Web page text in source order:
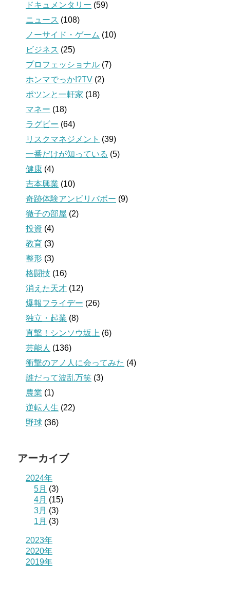
ドキュメンタリー (59)
ニュース (108)
ノーサイド・ゲーム (10)
ビジネス (25)
プロフェッショナル (7)
ホンマでっか!?TV (2)
ポツンと一軒家 (18)
マネー (18)
ラグビー (64)
リスクマネジメント (39)
一番だけが知っている (5)
健康 (4)
吉本興業 (10)
奇跡体験アンビリバボー (9)
徹子の部屋 (2)
投資 (4)
教育 (3)
整形 (3)
格闘技 (16)
消えた天才 (12)
爆報フライデー (26)
独立・起業 (8)
直撃！シンソウ坂上 (6)
芸能人 (136)
衝撃のアノ人に会ってみた (4)
誰だって波乱万笑 (3)
農業 (1)
逆転人生 (22)
野球 (36)
アーカイブ
2024年
5月 (3)
4月 (15)
3月 (3)
1月 (3)
2023年
2020年
2019年